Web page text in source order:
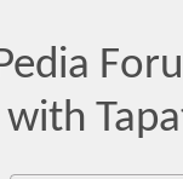
with